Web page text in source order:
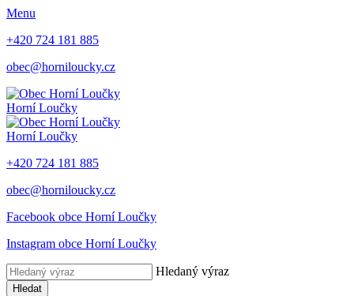
Menu
+420 724 181 885
obec@horniloucky.cz
Horní Loučky
Horní Loučky
+420 724 181 885
obec@horniloucky.cz
Facebook obce Horní Loučky
Instagram obce Horní Loučky
Hledaný výraz
Hledat